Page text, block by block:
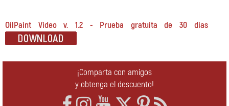
OilPaint Video v. 1.2 - Prueba gratuita de 30 días
¡Comparta con amigos
y obtenga el descuento!